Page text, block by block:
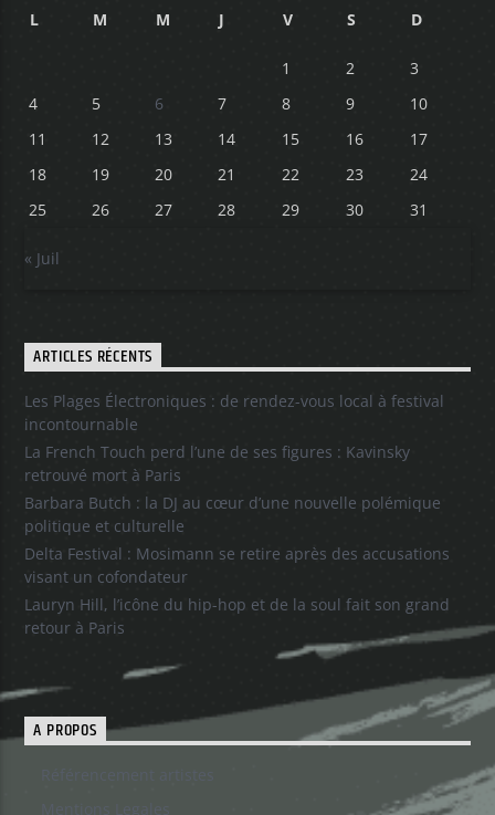
L M M J V S D
1 2
3
4
5 6 7 8 9
10
11
12 13 14 15 16
17
18
19 20 21 22 23
24
25
26 27 28 29 30 31
« Juil
ARTICLES RÉCENTS
Les Plages Électroniques : de rendez-vous local à festival
incontournable
La French Touch perd l’une de ses figures : Kavinsky
retrouvé mort à Paris
Barbara Butch : la DJ au cœur d’une nouvelle polémique
politique et culturelle
Delta Festival : Mosimann se retire après des accusations
visant un cofondateur
Lauryn Hill, l’icône du hip-hop et de la soul fait son grand
retour à Paris
A PROPOS